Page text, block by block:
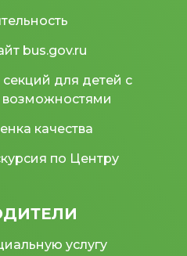
bus.gov.ru
для детей с
качества
по Центру
услугу